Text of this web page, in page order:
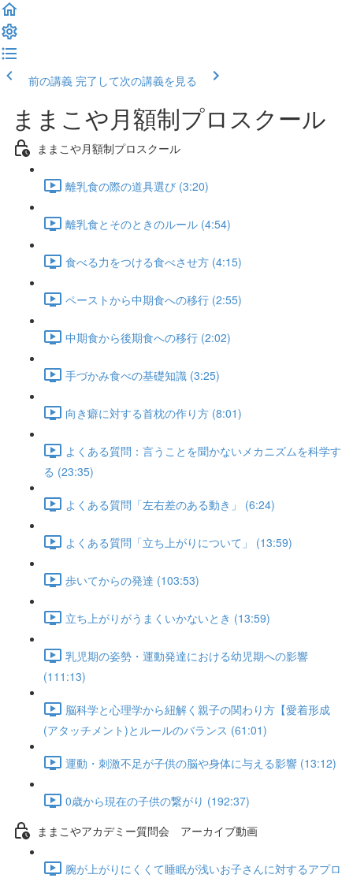
前の講義 完了して次の講義を見る
ままこや月額制プロスクール
ままこや月額制プロスクール
離乳食の際の道具選び (3:20)
離乳食とそのときのルール (4:54)
食べる力をつける食べさせ方 (4:15)
ペーストから中期食への移行 (2:55)
中期食から後期食への移行 (2:02)
手づかみ食べの基礎知識 (3:25)
向き癖に対する首枕の作り方 (8:01)
よくある質問：言うことを聞かないメカニズムを科学す
る (23:35)
よくある質問「左右差のある動き」 (6:24)
よくある質問「立ち上がりについて」 (13:59)
歩いてからの発達 (103:53)
立ち上がりがうまくいかないとき (13:59)
乳児期の姿勢・運動発達における幼児期への影響
(111:13)
脳科学と心理学から紐解く親子の関わり方【愛着形成
(アタッチメント)とルールのバランス (61:01)
運動・刺激不足が子供の脳や身体に与える影響 (13:12)
0歳から現在の子供の繋がり (192:37)
ままこやアカデミー質問会 アーカイブ動画
腕が上がりにくくて睡眠が浅いお子さんに対するアプロ